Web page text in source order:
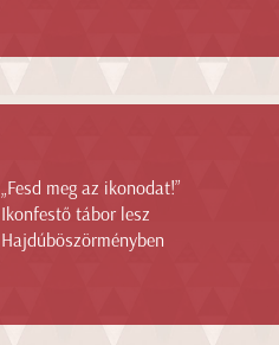
„Fesd meg az ikonodat!”
Ikonfestő tábor lesz
Hajdúböszörményben